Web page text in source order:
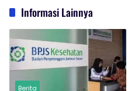
Informasi Lainnya
Berita